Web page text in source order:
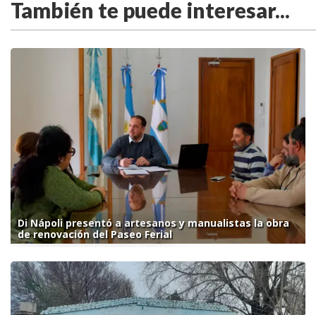
También te puede interesar...
Di Nápoli presentó a artesanos y manualistas la obra
de renovación del Paseo Ferial